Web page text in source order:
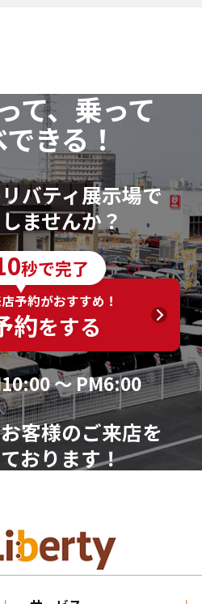
により取得した開示対象個人
開示・訂正または削除・利用
といいます。）に応じます。
わせ：各店舗営業窓口もし
窓口
ることの任意性
ご入力いただけない項目やご
に漏れや誤りがあった場合、
に対する回答が出来ない場合
い方法による個人情報の取
口
※土、日、祝、年末年始を
て、乗って
きる！
バティ展示場で
ませんか？
秒で完了
予約がおすすめ！
約をする
～ PM6:00
客様のご来店を
おります！